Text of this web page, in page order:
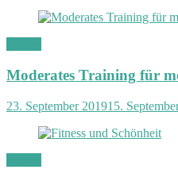
Moderates Training für
23. September 201915.